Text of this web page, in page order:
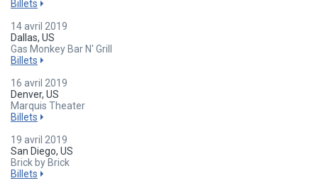
Billets
14 avril 2019
Dallas, US
Gas Monkey Bar N' Grill
Billets
16 avril 2019
Denver, US
Marquis Theater
Billets
19 avril 2019
San Diego, US
Brick by Brick
Billets